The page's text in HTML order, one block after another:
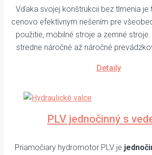
Vďaka svojej konštrukcii bez tlmenia je
cenovo efektívnym riešením pre
použitie, mobilné stroje a zemné
stredne náročné až náročné
Detaily
PLV jednočinný s
Priamočiary hydromotor PLV je